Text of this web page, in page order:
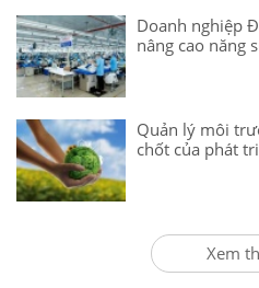
Doanh nghiệp
nâng cao năng
Quản lý môi
chốt của phát
Xem